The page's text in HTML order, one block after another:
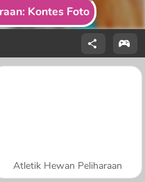
Kontes Foto
Atletik Hewan Peliharaan